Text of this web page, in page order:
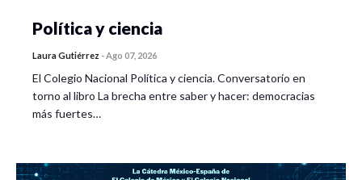
Política y ciencia
Laura Gutiérrez -Ago 07, 2026
El Colegio Nacional Política y ciencia. Conversatorio en
torno al libro La brecha entre saber y hacer: democracias
más fuertes…